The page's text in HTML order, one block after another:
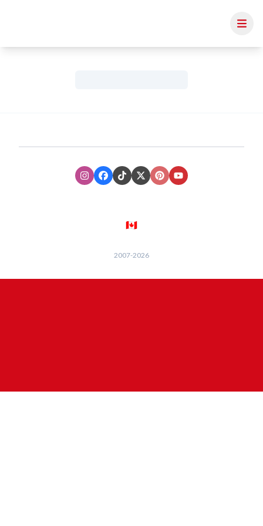
InstagramFacebook
TikTokXTwitter
PinterestYoutube
🇨🇦
2007-2026